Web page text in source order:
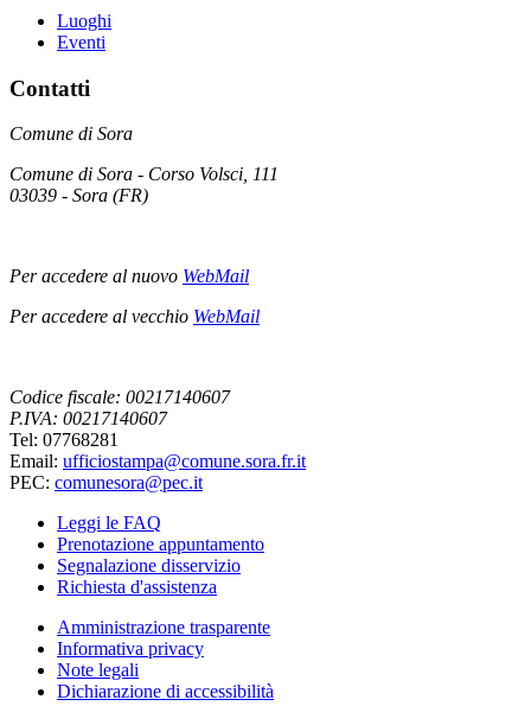
Luoghi
Eventi
Contatti
Comune di Sora
Comune di Sora - Corso Volsci, 111
03039 - Sora (FR)
Per accedere al nuovo WebMail
Per accedere al vecchio WebMail
Codice fiscale: 00217140607
P.IVA: 00217140607
Tel: 07768281
Email: ufficiostampa@comune.sora.fr.it
PEC: comunesora@pec.it
Leggi le FAQ
Prenotazione appuntamento
Segnalazione disservizio
Richiesta d'assistenza
Amministrazione trasparente
Informativa privacy
Note legali
Dichiarazione di accessibilità